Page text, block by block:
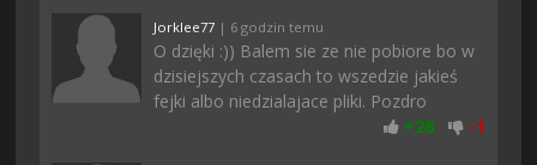
Jorklee77 | 6 godzin temu
O dzięki :)) Balem sie ze nie pobiore bo w
dzisiejszych czasach to wszedzie jakieś
fejki albo niedzialajace pliki. Pozdro
+26 -1